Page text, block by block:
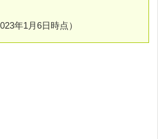
年1月6日時点）